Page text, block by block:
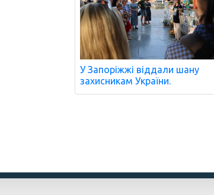
У Запоріжжі віддали шану
захисникам України.